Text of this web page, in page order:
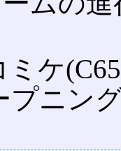
ミケ
プニン